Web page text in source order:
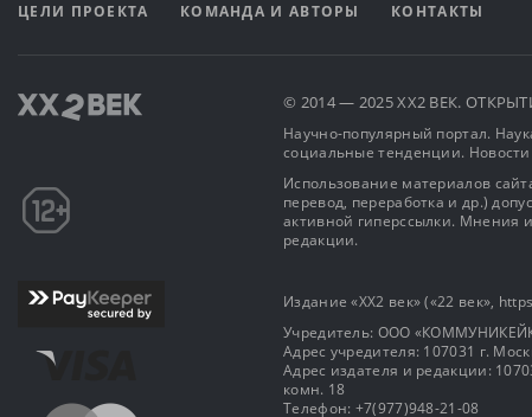
ЦЕЛИ ПРОЕКТА КОМАНДА И АВТОРЫ КОНТАКТЫ
© 2014 — 2025 XX2 ВЕК.
Научно-популярный портал.
социальные тенденции.
Использование материалов
перевод, переработка и др.)
активной гиперссылки. Мнения
редакции.
Издание «XX2 век» («22 век»,
Учредитель: OOO
Адрес учредителя: 107031 г.
Адрес издателя и редакции:
комн. 18
Телефон: +7(977)948-21-08